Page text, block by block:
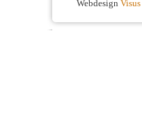
Webdesign Visus